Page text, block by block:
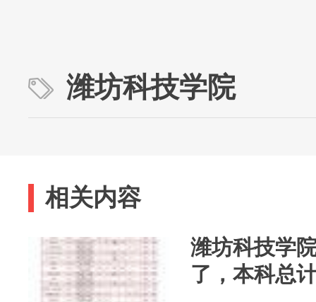
潍坊科技学院
相关内容
潍坊科技学
了，本科总